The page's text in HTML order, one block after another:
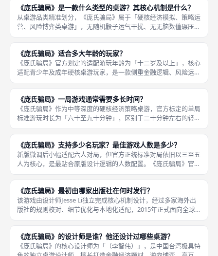
逻
《庞氏骗局》是一款什么类型的桌游？其核心机制是什么？
从桌游品类精准划分，《庞氏骗局》属于「硬核经济模拟、策略运
营、风险博弈类桌游」，无随机骰子运气干扰、无无脑数值碾压，
全程依靠玩家主观决策、风险把控、交易博弈、长线布局决定对局
胜负，是国内桌游圈层少有的写实金融模拟类佳作，也是成都桌游
资深玩家
《庞氏骗局》适合多大年龄的玩家？
《庞氏骗局》官方划定的适配游玩年龄为「十二岁及以上」，核心
适配青少年及成年硬核桌游玩家，是一款侧重金融逻辑、风险运
营、心理博弈、长线布局的策略桌游。本作摒弃低龄桌游的简单娱
乐属性，需要玩家具备成熟的数值计算、局势预判、风险取舍、长
线规划能力
《庞氏骗局》一局游戏通常需要多长时间？
《庞氏骗局》作为中等深度的硬核经济策略桌游，官方标定的单局
标准游玩时长为「六十至九十分钟」，区别于二十分钟左右的轻量
化聚会桌游，本作拥有完整的运营、交易、结算、崩盘体系，对局
流程饱满、策略层次丰富，适合玩家沉浸式深度博弈，是成都桌游
圈层资深
《庞氏骗局》支持多少名玩家？最佳游戏人数是多少？
新版微调后小幅适配六人对局，但官方正统标准对局依旧以三至五
人为核心，是最贴合原版设计逻辑的人数配置。《庞氏骗局》官方
标准游玩人数为「三至五名玩家」，适配小规模硬核策略对局场
景，区别于大众多人聚会桌游，主打少人数深度博弈、精细运营、
风险拉扯，
《庞氏骗局》最初由哪家出版社在何时发行？
该游戏由设计师Jesse Li独立完成核心机制设计，经过多家海外出
版社的规则校对、细节优化与本地化适配，2015年正式面向全球
发售，主打真实金融骗局的模拟博弈玩法，填补了硬核经济题材桌
游的市场空白。《庞氏骗局》原版首次正式发行时间为「201
《庞氏骗局》的设计师是谁？他还设计过哪些桌游？
《庞氏骗局》的核心设计师为「（李智伟）」，是中国台湾极具特